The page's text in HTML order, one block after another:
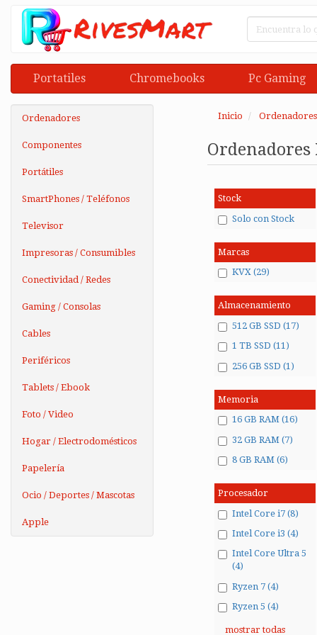
Portatiles Chromebooks Pc Gaming
Ordenadores
Componentes
Portátiles
SmartPhones / Teléfonos
Televisor
Impresoras / Consumibles
Conectividad / Redes
Gaming / Consolas
Cables
Periféricos
Tablets / Ebook
Foto / Video
Hogar / Electrodomésticos
Papelería
Ocio / Deportes / Mascotas
Apple
Inicio Ordenadores
Stock
Solo con Stock
Marcas
KVX (29)
Almacenamiento
512 GB SSD (17)
1 TB SSD (11)
256 GB SSD (1)
Memoria
16 GB RAM (16)
32 GB RAM (7)
8 GB RAM (6)
Procesador
Intel Core i7 (8)
Intel Core i3 (4)
Intel Core Ultra 5
(4)
Ryzen 7 (4)
Ryzen 5 (4)
mostrar todas